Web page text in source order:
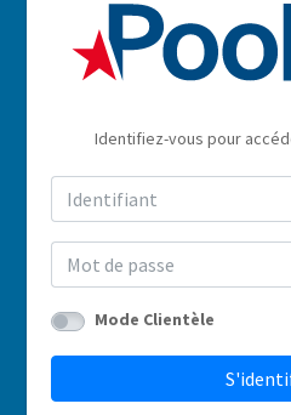
Identifiez-vous pour
Mode Clientèle